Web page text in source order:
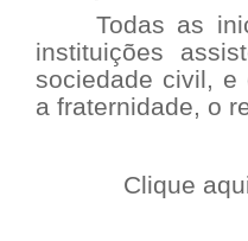
Todas as
instituições
sociedade civil, e
a fraternidade, o
Clique